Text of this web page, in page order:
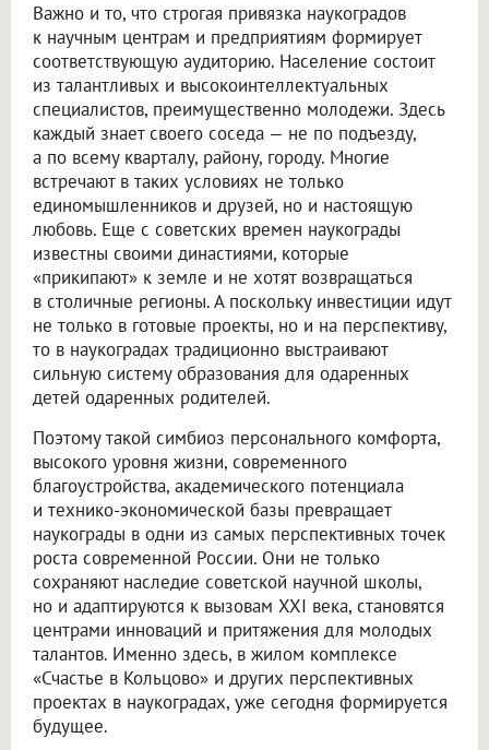
Важно и то, что строгая привязка наукоградов
к научным центрам и предприятиям формирует
соответствующую аудиторию. Население состоит
из талантливых и высокоинтеллектуальных
специалистов, преимущественно молодежи. Здесь
каждый знает своего соседа — не по подъезду,
а по всему кварталу, району, городу. Многие
встречают в таких условиях не только
единомышленников и друзей, но и настоящую
любовь. Еще с советских времен наукограды
известны своими династиями, которые
«прикипают» к земле и не хотят возвращаться
в столичные регионы. А поскольку инвестиции идут
не только в готовые проекты, но и на перспективу,
то в наукоградах традиционно выстраивают
сильную систему образования для одаренных
детей одаренных родителей.
Поэтому такой симбиоз персонального комфорта,
высокого уровня жизни, современного
благоустройства, академического потенциала
и технико-экономической базы превращает
наукограды в одни из самых перспективных точек
роста современной России. Они не только
сохраняют наследие советской научной школы,
но и адаптируются к вызовам XXI века, становятся
центрами инноваций и притяжения для молодых
талантов. Именно здесь, в жилом комплексе
«Счастье в Кольцово» и других перспективных
проектах в наукоградах, уже сегодня формируется
будущее.